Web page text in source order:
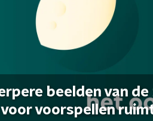
beelden van de
voorspellen